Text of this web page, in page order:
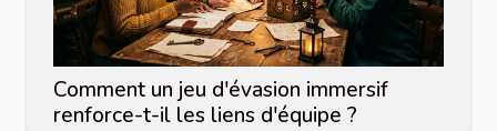
Comment un jeu d'évasion immersif
renforce-t-il les liens d'équipe ?